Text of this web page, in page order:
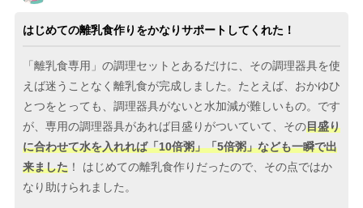
はじめての離乳食作りをかなりサポートしてくれた！
「離乳食専用」の調理セットとあるだけに、その調理器具を使
えば迷うことなく離乳食が完成しました。たとえば、おかゆひ
とつをとっても、調理器具がないと水加減が難しいもの。です
が、専用の調理器具があれば目盛りがついていて、その目盛り
に合わせて水を入れれば「10倍粥」「5倍粥」なども一瞬で出
来ました ！ はじめての離乳食作りだったので、その点ではか
なり助けられました。